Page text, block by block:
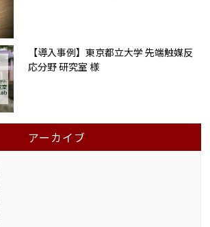
【導入事例】東京都立大学 先端触媒反
応分野 研究室 様
アーカイブ